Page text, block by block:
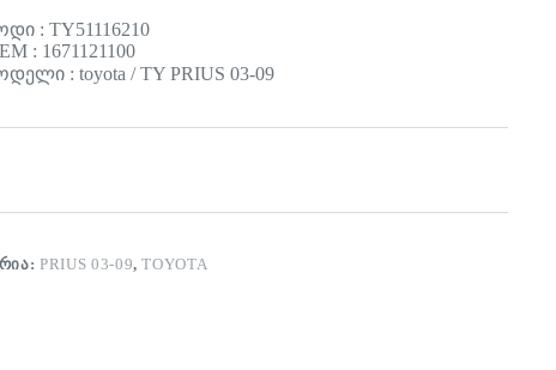
: TY51116210
: 1671121100
: toyota / TY PRIUS 03-09
PRIUS 03-09,TOYOTA